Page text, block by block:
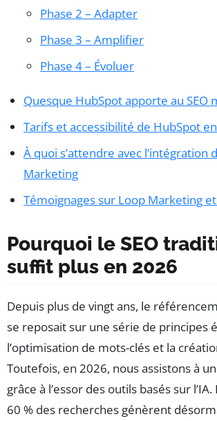
Phase 2 – Adapter
Phase 3 – Amplifier
Phase 4 – Évoluer
Quesque HubSpot apporte au SEO
Tarifs et accessibilité de HubSpot
À quoi s’attendre avec l’intégration
Marketing
Témoignages sur Loop Marketing
Pourquoi le SEO
suffit plus en 2026
Depuis plus de vingt ans, le
se reposait sur une série de principes
l’optimisation de mots-clés et la
Toutefois, en 2026, nous assistons à
grâce à l’essor des outils basés sur
60 % des recherches génèrent